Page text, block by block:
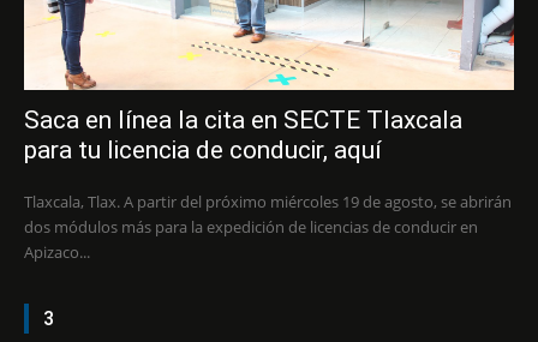
Saca en línea la cita en SECTE Tlaxcala
para tu licencia de conducir, aquí
Tlaxcala, Tlax. A partir del próximo miércoles 19 de agosto, se abrirán
dos módulos más para la expedición de licencias de conducir en
Apizaco...
3